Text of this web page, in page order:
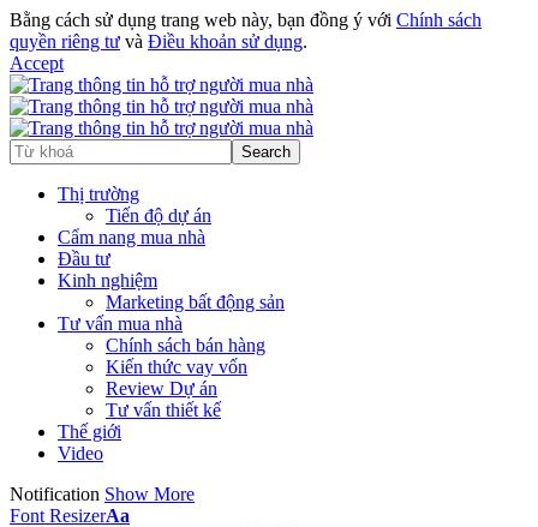
Bằng cách sử dụng trang web này, bạn đồng ý với Chính sách
quyền riêng tư và Điều khoản sử dụng.
Accept
Thị trường
Tiến độ dự án
Cẩm nang mua nhà
Đầu tư
Kinh nghiệm
Marketing bất động sản
Tư vấn mua nhà
Chính sách bán hàng
Kiến thức vay vốn
Review Dự án
Tư vấn thiết kế
Thế giới
Video
Notification Show More
Font ResizerAa